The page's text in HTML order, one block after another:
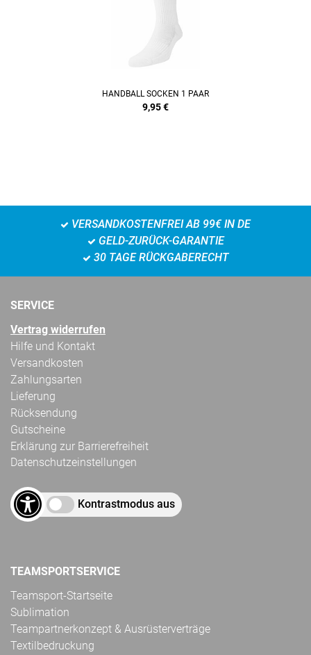
HANDBALL SOCKEN 1 PAAR
9,95€
VERSANDKOSTENFREI AB 99€ IN DE
GELD-ZURÜCK-GARANTIE
30 TAGE RÜCKGABERECHT
SERVICE
Vertrag widerrufen
Hilfe und Kontakt
Versandkosten
Zahlungsarten
Lieferung
Rücksendung
Gutscheine
Erklärung zur Barrierefreiheit
Datenschutzeinstellungen
Kontrastmodus aus
TEAMSPORTSERVICE
Teamsport-Startseite
Sublimation
Teampartnerkonzept & Ausrüsterverträge
Textilbedruckung